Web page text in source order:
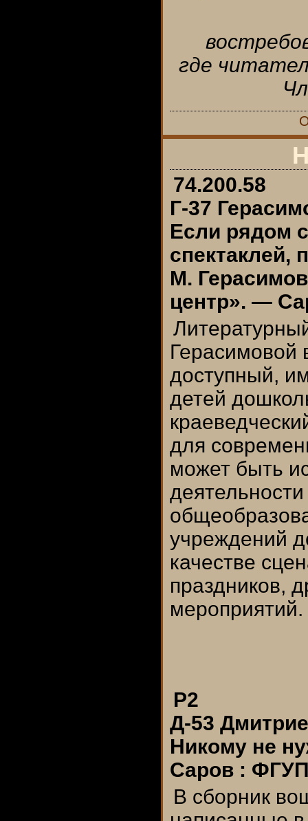
где
74.200.58
Г-37
Если рядом
спектаклей,
М.
центр». —
Герасимовой
доступный,
детей
для
может быть
учреждений
качестве
праздников,
мероприятий.
Р2
Д-53
Никому не
Саров :
В сборник